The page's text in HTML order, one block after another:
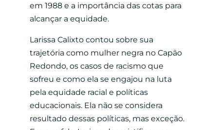
em 1988 e a importância das cotas para
alcançar a equidade.
Larissa Calixto contou sobre sua
trajetória como mulher negra no Capão
Redondo, os casos de racismo que
sofreu e como ela se engajou na luta
pela equidade racial e políticas
educacionais. Ela não se considera
resultado dessas políticas, mas exceção.